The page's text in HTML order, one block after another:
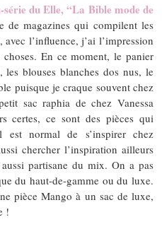
série du Elle, “La Bible mode de
de magazines qui compilent les
l’influence, j’ai l’impression
En ce moment, le panier
les blouses blanches dos nus, le
puisque je craque souvent chez
sac raphia de chez Vanessa
certes, ce sont des pièces qui
normal de s’inspirer chez
chercher l’inspiration ailleurs
partisane du mix. On a pas
du haut-de-gamme ou du luxe.
pièce Mango à un sac de luxe,
!